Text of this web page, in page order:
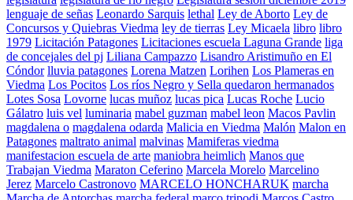
lenguaje de señas Leonardo Sarquis lethal Ley de Aborto Ley de
Concursos y Quiebras Viedma ley de tierras Ley Micaela libro libro
1979 Licitación Patagones Licitaciones escuela Laguna Grande liga
de concejales del pj Liliana Campazzo Lisandro Aristimuño en El
Cóndor lluvia patagones Lorena Matzen Lorihen Los Plameras en
Viedma Los Pocitos Los ríos Negro y Sella quedaron hermanados
Lotes Sosa Lovorne lucas muñoz lucas pica Lucas Roche Lucio
Gálatro luis vel luminaria mabel guzman mabel leon Macos Pavlin
magdalena o magdalena odarda Malicia en Viedma Malón Malon en
Patagones maltrato animal malvinas Mamiferas viedma
manifestacion escuela de arte maniobra heimlich Manos que
Trabajan Viedma Maraton Ceferino Marcela Morelo Marcelino
Jerez Marcelo Castronovo MARCELO HONCHARUK marcha